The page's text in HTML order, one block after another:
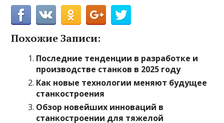
Похожие Записи:
Последние тенденции в разработке и
производстве станков в 2025 году
Как новые технологии меняют будущее
станкостроения
Обзор новейших инноваций в
станкостроении для тяжелой